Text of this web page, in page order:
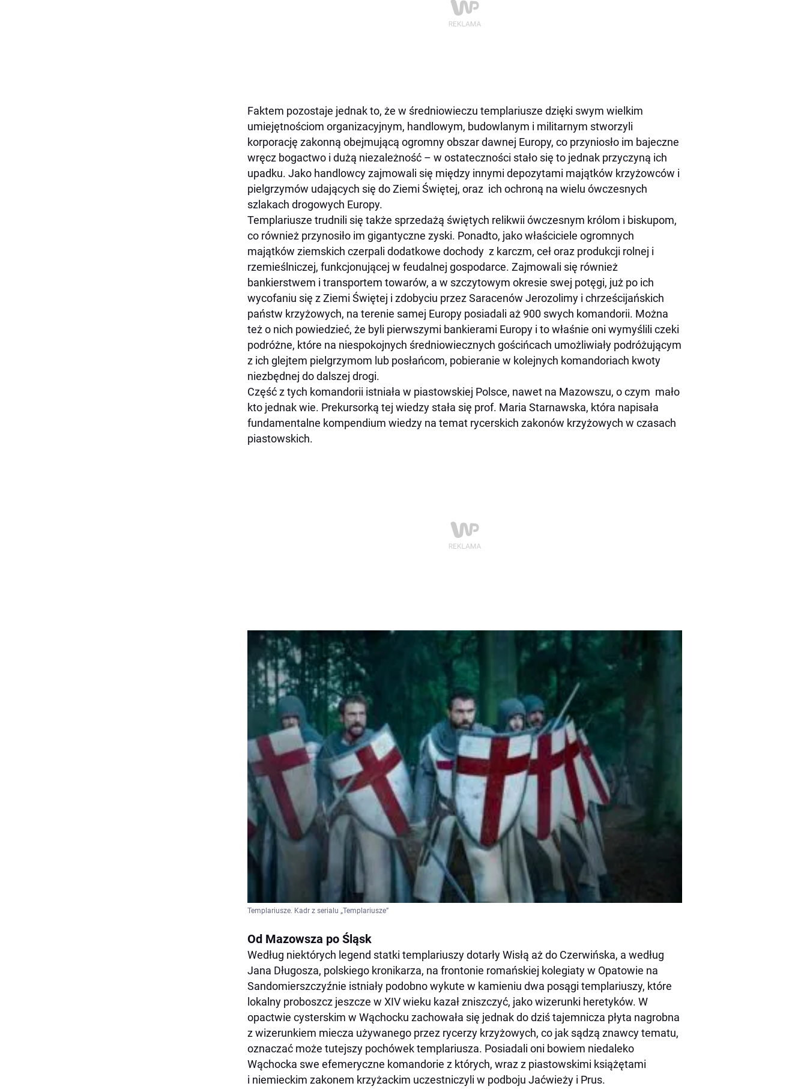
Faktem pozostaje jednak to, że w średniowieczu templariusze dzięki swym wielkim
umiejętnościom organizacyjnym, handlowym, budowlanym i militarnym stworzyli
korporację zakonną obejmującą ogromny obszar dawnej Europy, co przyniosło im bajeczne
wręcz bogactwo i dużą niezależność – w ostateczności stało się to jednak przyczyną ich
upadku. Jako handlowcy zajmowali się między innymi depozytami majątków krzyżowców i
pielgrzymów udających się do Ziemi Świętej, oraz ich ochroną na wielu ówczesnych
szlakach drogowych Europy.
Templariusze trudnili się także sprzedażą świętych relikwii ówczesnym królom i biskupom,
co również przynosiło im gigantyczne zyski. Ponadto, jako właściciele ogromnych
majątków ziemskich czerpali dodatkowe dochody z karczm, ceł oraz produkcji rolnej i
rzemieślniczej, funkcjonującej w feudalnej gospodarce. Zajmowali się również
bankierstwem i transportem towarów, a w szczytowym okresie swej potęgi, już po ich
wycofaniu się z Ziemi Świętej i zdobyciu przez Saracenów Jerozolimy i chrześcijańskich
państw krzyżowych, na terenie samej Europy posiadali aż 900 swych komandorii. Można
też o nich powiedzieć, że byli pierwszymi bankierami Europy i to właśnie oni wymyślili czeki
podróżne, które na niespokojnych średniowiecznych gościńcach umożliwiały podróżującym
z ich glejtem pielgrzymom lub posłańcom, pobieranie w kolejnych komandoriach kwoty
niezbędnej do dalszej drogi.
Część z tych komandorii istniała w piastowskiej Polsce, nawet na Mazowszu, o czym mało
kto jednak wie. Prekursorką tej wiedzy stała się prof. Maria Starnawska, która napisała
fundamentalne kompendium wiedzy na temat rycerskich zakonów krzyżowych w czasach
piastowskich.
Templariusze. Kadr z serialu „Templariusze”
Od Mazowsza po Śląsk
Według niektórych legend statki templariuszy dotarły Wisłą aż do Czerwińska, a według
Jana Długosza, polskiego kronikarza, na frontonie romańskiej kolegiaty w Opatowie na
Sandomierszczyźnie istniały podobno wykute w kamieniu dwa posągi templariuszy, które
lokalny proboszcz jeszcze w XIV wieku kazał zniszczyć, jako wizerunki heretyków. W
opactwie cysterskim w Wąchocku zachowała się jednak do dziś tajemnicza płyta nagrobna
z wizerunkiem miecza używanego przez rycerzy krzyżowych, co jak sądzą znawcy tematu,
oznaczać może tutejszy pochówek templariusza. Posiadali oni bowiem niedaleko
Wąchocka swe efemeryczne komandorie z których, wraz z piastowskimi książętami
i niemieckim zakonem krzyżackim uczestniczyli w podboju Jaćwieży i Prus.